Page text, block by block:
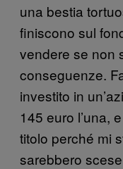
una bestia
finiscono sul
vendere se non
conseguenze.
investito in
145 euro l’una,
titolo perché mi
sarebbero